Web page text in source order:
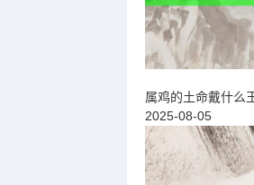
属鸡的土命戴什么
2025-08-05